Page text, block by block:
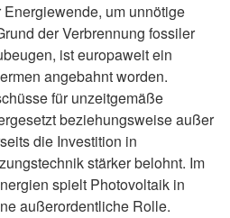
um unnötige
der Verbrennung fossiler
ist europaweit ein
angebahnt worden.
für unzeitgemäße
beziehungsweise außer
die Investition in
stärker belohnt. Im
spielt Photovoltaik in
außerordentliche Rolle.